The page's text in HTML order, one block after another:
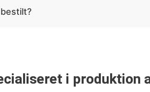
i produktion